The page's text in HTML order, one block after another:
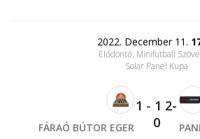
2022. December 11.
Elődöntő, Minifutball
Solar Panel Kupa
FÁRAÓ BÚTOR EGER
1 - 1 2-
0